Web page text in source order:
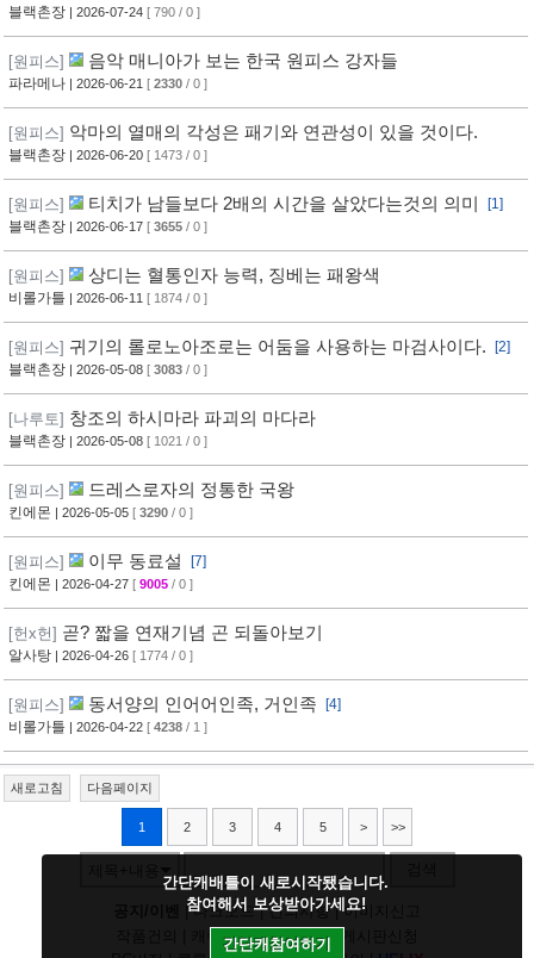
블랙촌장 | 2026-07-24 [ 790 / 0 ]
[원피스] 음악 매니아가 보는 한국 원피스 강자들
파라메나 | 2026-06-21 [ 2330 / 0 ]
[원피스] 악마의 열매의 각성은 패기와 연관성이 있을 것이다.
블랙촌장 | 2026-06-20 [ 1473 / 0 ]
[원피스] 티치가 남들보다 2배의 시간을 살았다는것의 의미
[1]
블랙촌장 | 2026-06-17 [ 3655 / 0 ]
[원피스] 상디는 혈통인자 능력, 징베는 패왕색
비롤가틀 | 2026-06-11 [ 1874 / 0 ]
[원피스] 귀기의 롤로노아조로는 어둠을 사용하는 마검사이다.
[2]
블랙촌장 | 2026-05-08 [ 3083 / 0 ]
[나루토] 창조의 하시마라 파괴의 마다라
블랙촌장 | 2026-05-08 [ 1021 / 0 ]
[원피스] 드레스로자의 정통한 국왕
킨에몬 | 2026-05-05 [ 3290 / 0 ]
[원피스] 이무 동료설
[7]
킨에몬 | 2026-04-27 [ 9005 / 0 ]
[헌x헌] 곧? 짧을 연재기념 곤 되돌아보기
알사탕 | 2026-04-26 [ 1774 / 0 ]
[원피스] 동서양의 인어어인족, 거인족
[4]
비롤가틀 | 2026-04-22 [ 4238 / 1 ]
새로고침 다음페이지
1 2 3 4 5 > >>
|다크모드|건의사항|이미지신고
캐릭건의|기타디비|
간단캐배틀이 새로시작됐습니다.
참여해서 보상받아가세요!
간단캐참여하기